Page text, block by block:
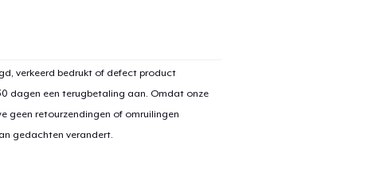
verkeerd bedrukt of defect product
dagen een terugbetaling aan. Omdat onze
geen retourzendingen of omruilingen
gedachten verandert.